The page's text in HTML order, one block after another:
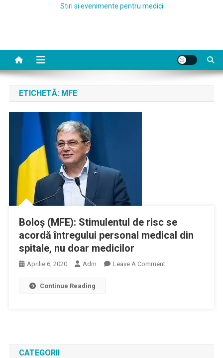
Stiri si evenimente pentru medici
ETICHETĂ: MFE
Boloş (MFE): Stimulentul de risc se
acordă întregului personal medical din
spitale, nu doar medicilor
Aprilie 6, 2020 Adm Leave A CommentOn
Acordă
Continue Reading
CATEGORII